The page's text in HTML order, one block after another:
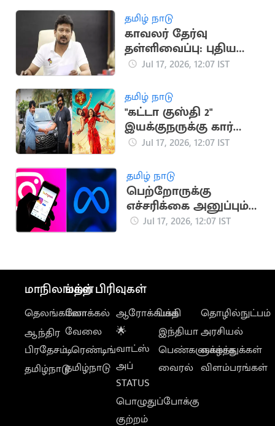
தமிழ் நாடு
காவலர் தேர்வு
தள்ளிவைப்பு: புதிய
அரசுக்கு உதயநிதி
Jul 17, 2026, 12:07 IST
தமிழ் நாடு
"கட்டா குஸ்தி 2"
இயக்குநருக்கு கார்
பரிசளித்த விஷ்ணு
Jul 17, 2026, 12:07 IST
தமிழ் நாடு
பெற்றோருக்கு
எச்சரிக்கை அனுப்பும்
இன்ஸ்டாகிராம் புதிய
Jul 17, 2026, 12:07 IST
மாநிலங்கள்
தெலங்கானா
ஆந்திர
பிரதேசம்
தமிழ்நாடு
மற்ற பிரிவுகள்
லோக்கல்
வேலை
டிரெண்டிங்
தமிழ்நாடு
ஆரோக்கியம்
🌟
வாட்ஸ்
அப்
STATUS
பொழுதுப்போக்கு
குற்றம்
பக்தி
இந்தியா
பெண்களுக்காக
வைரல்
தொழில்நுட்பம்
அரசியல்
வாழ்த்துக்கள்
விளம்பரங்கள்